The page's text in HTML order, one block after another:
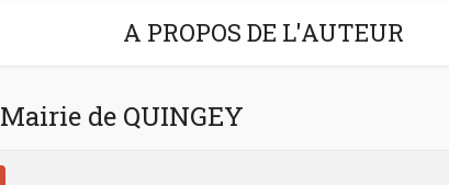
A PROPOS DE L'AUTEUR
Mairie de QUINGEY